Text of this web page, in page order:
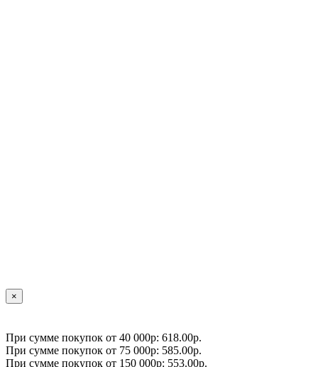
×
При сумме покупок от 40 000р: 618.00р.
При сумме покупок от 75 000р: 585.00р.
При сумме покупок от 150 000р: 553.00р.